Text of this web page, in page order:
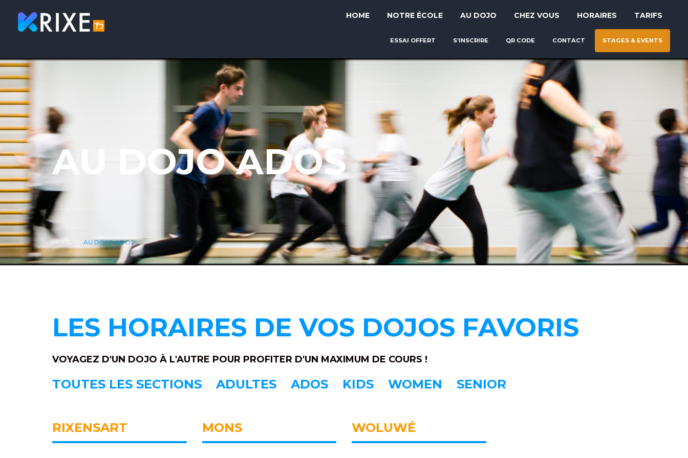
HOME NOTRE ÉCOLE AU DOJO CHEZ VOUS HORAIRES TARIFS
ESSAI OFFERT S’INSCRIRE QR CODE CONTACT STAGES & EVENTS
AU DOJO ADOS
HOME AU DOJO ADOS
LES HORAIRES DE VOS DOJOS FAVORIS
VOYAGEZ D'UN DOJO À L'AUTRE POUR PROFITER D'UN MAXIMUM DE COURS !
TOUTES LES SECTIONS ADULTES ADOS KIDS WOMEN SENIOR
RIXENSART MONS WOLUWÉ